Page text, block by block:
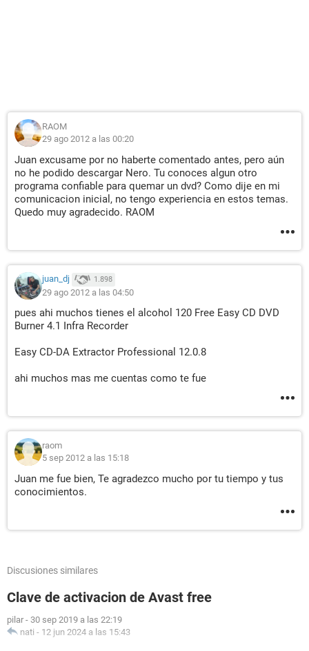
RAOM
29 ago 2012 a las 00:20
Juan excusame por no haberte comentado antes, pero aún
no he podido descargar Nero. Tu conoces algun otro
programa confiable para quemar un dvd? Como dije en mi
comunicacion inicial, no tengo experiencia en estos temas.
Quedo muy agradecido. RAOM
juan_dj 1.898
29 ago 2012 a las 04:50
pues ahi muchos tienes el alcohol 120 Free Easy CD DVD
Burner 4.1 Infra Recorder
Easy CD-DA Extractor Professional 12.0.8
ahi muchos mas me cuentas como te fue
raom
5 sep 2012 a las 15:18
Juan me fue bien, Te agradezco mucho por tu tiempo y tus
conocimientos.
Discusiones similares
Clave de activacion de Avast free
pilar - 30 sep 2019 a las 22:19
nati - 12 jun 2024 a las 15:43